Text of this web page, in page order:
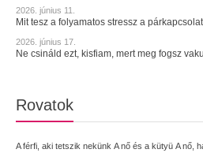
2026. június 11.
Mit tesz a folyamatos stressz a
2026. június 17.
Ne csináld ezt, kisfiam, mert meg fogsz
Rovatok
A férfi, aki tetszik nekünk A nő és a kütyü A nő,